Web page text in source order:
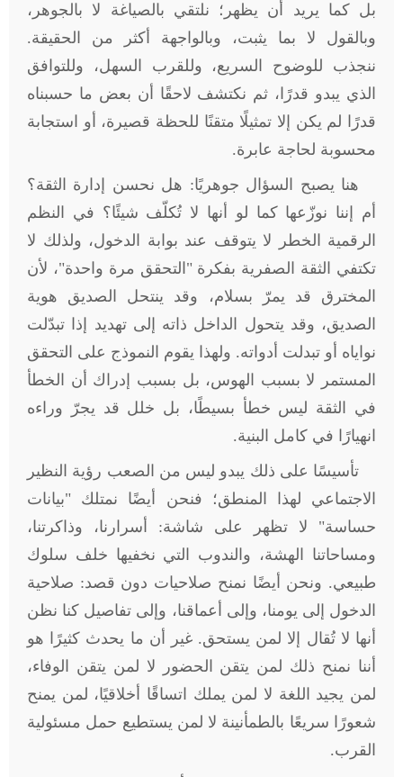
بل كما يريد أن يظهر؛ نلتقي بالصياغة لا بالجوهر،
وبالقول لا بما يثبت، وبالواجهة أكثر من الحقيقة.
ننجذب للوضوح السريع، وللقرب السهل، وللتوافق
الذي يبدو قدرًا، ثم نكتشف لاحقًا أن بعض ما حسبناه
قدرًا لم يكن إلا تمثيلًا متقنًا للحظة قصيرة، أو استجابة
محسوبة لحاجة عابرة.
هنا يصبح السؤال جوهريًا: هل نحسن إدارة الثقة؟
أم إننا نوزّعها كما لو أنها لا تُكلّف شيئًا؟ في النظم
الرقمية الخطر لا يتوقف عند بوابة الدخول، ولذلك لا
تكتفي الثقة الصفرية بفكرة "التحقق مرة واحدة"، لأن
المخترق قد يمرّ بسلام، وقد ينتحل الصديق هوية
الصديق، وقد يتحول الداخل ذاته إلى تهديد إذا تبدّلت
نواياه أو تبدلت أدواته. ولهذا يقوم النموذج على التحقق
المستمر لا بسبب الهوس، بل بسبب إدراك أن الخطأ
في الثقة ليس خطأ بسيطًا، بل خلل قد يجرّ وراءه
انهيارًا في كامل البنية.
تأسيسًا على ذلك يبدو ليس من الصعب رؤية النظير
الاجتماعي لهذا المنطق؛ فنحن أيضًا نمتلك "بيانات
حساسة" لا تظهر على شاشة: أسرارنا، وذاكرتنا،
ومساحاتنا الهشة، والندوب التي نخفيها خلف سلوك
طبيعي. ونحن أيضًا نمنح صلاحيات دون قصد: صلاحية
الدخول إلى يومنا، وإلى أعماقنا، وإلى تفاصيل كنا نظن
أنها لا تُقال إلا لمن يستحق. غير أن ما يحدث كثيرًا هو
أننا نمنح ذلك لمن يتقن الحضور لا لمن يتقن الوفاء،
لمن يجيد اللغة لا لمن يملك اتساقًا أخلاقيًا، لمن يمنح
شعورًا سريعًا بالطمأنينة لا لمن يستطيع حمل مسئولية
القرب.